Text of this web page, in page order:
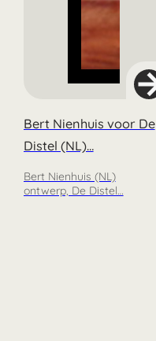
Bert Nienhuis voor De
Distel (NL)…
Bert Nienhuis (NL)
ontwerp, De Distel…